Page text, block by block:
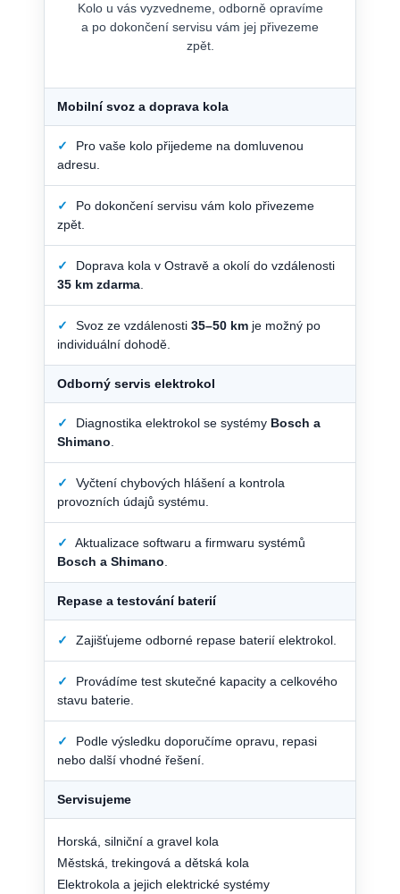
Kolo u vás vyzvedneme, odborně opravíme
a po dokončení servisu vám jej přivezeme
zpět.
Mobilní svoz a doprava kola
✓
Pro vaše kolo přijedeme na domluvenou
adresu.
✓
Po dokončení servisu vám kolo přivezeme
zpět.
✓
Doprava kola v Ostravě a okolí do vzdálenosti
35 km zdarma
✓ Svoz ze vzdálenosti 35–50 km je možný po
individuální dohodě.
Odborný servis elektrokol
✓ Diagnostika elektrokol se systémy Bosch a
Shimano
✓
Vyčtení chybových hlášení a kontrola
provozních údajů systému.
✓
Aktualizace softwaru a firmwaru systémů
Bosch a Shimano
Repase a testování baterií
✓ Zajišťujeme odborné repase baterií elektrokol.
✓
Provádíme test skutečné kapacity a celkového
stavu baterie.
✓
Podle výsledku doporučíme opravu, repasi
nebo další vhodné řešení.
Servisujeme
Horská, silniční a gravel kola
Městská, trekingová a dětská kola
Elektrokola a jejich elektrické systémy